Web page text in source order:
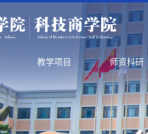
教学项目 师资科研